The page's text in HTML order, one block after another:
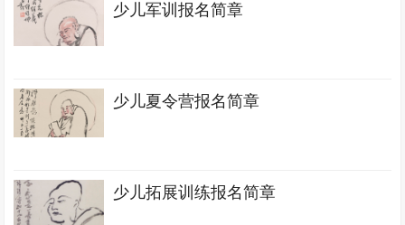
少儿军训报名简章
少儿夏令营报名简章
少儿拓展训练报名简章